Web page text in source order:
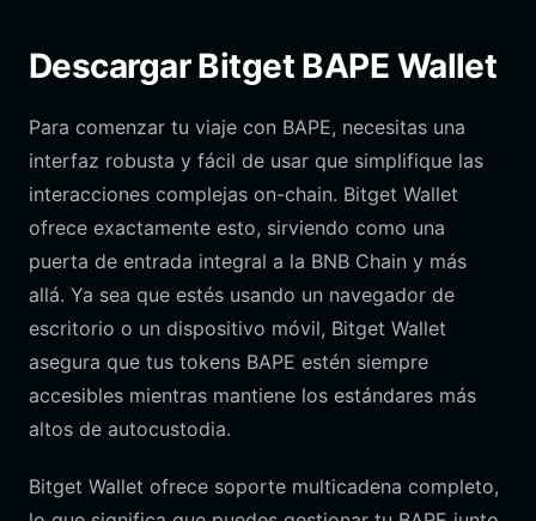
Descargar Bitget BAPE Wallet
Para comenzar tu viaje con BAPE, necesitas una
interfaz robusta y fácil de usar que simplifique las
interacciones complejas on-chain. Bitget Wallet
ofrece exactamente esto, sirviendo como una
puerta de entrada integral a la BNB Chain y más
allá. Ya sea que estés usando un navegador de
escritorio o un dispositivo móvil, Bitget Wallet
asegura que tus tokens BAPE estén siempre
accesibles mientras mantiene los estándares más
altos de autocustodia.
Bitget Wallet ofrece soporte multicadena completo,